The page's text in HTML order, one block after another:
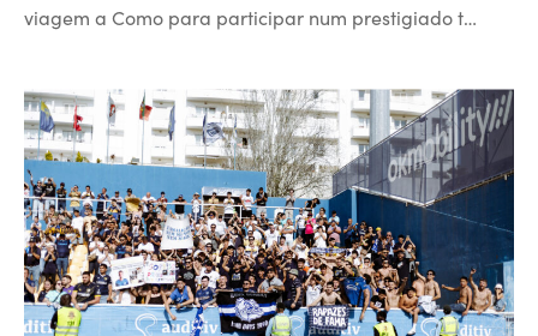
viagem a Como para participar num prestigiado t…